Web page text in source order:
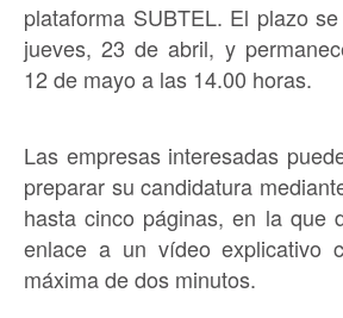
plataforma SUBTEL. El plazo
jueves, 23 de abril, y
12 de mayo a las 14.00 horas.
Las empresas interesadas
preparar su candidatura
hasta cinco páginas, en la que
enlace a un vídeo explicativo
máxima de dos minutos.